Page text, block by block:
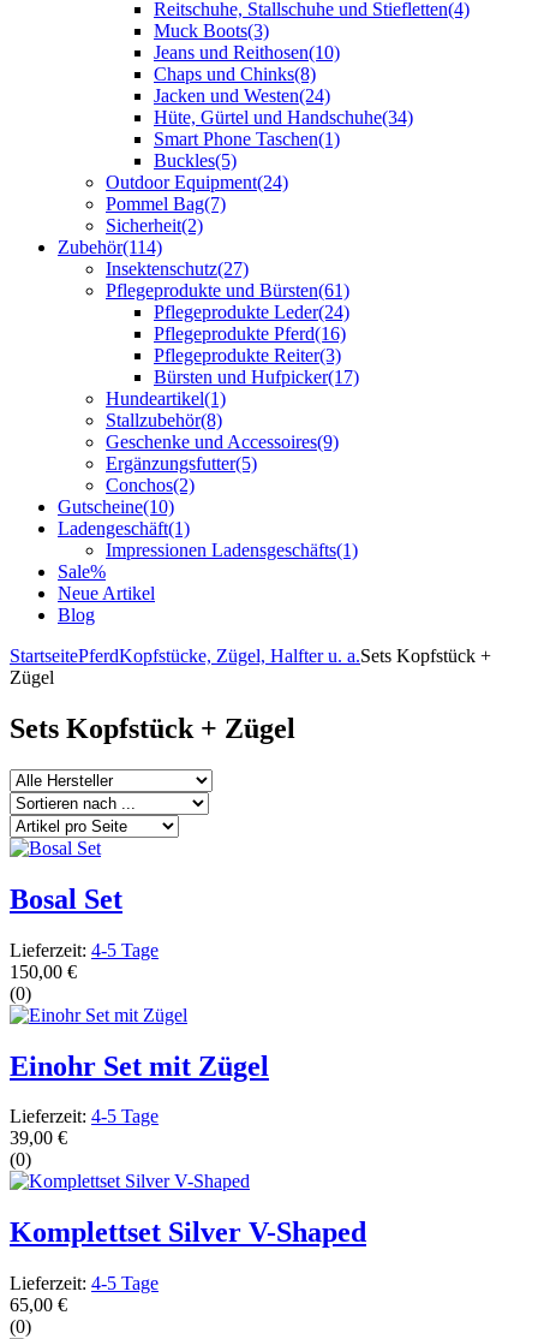
Reitschuhe, Stallschuhe und Stiefletten(4)
Muck Boots(3)
Jeans und Reithosen(10)
Chaps und Chinks(8)
Jacken und Westen(24)
Hüte, Gürtel und Handschuhe(34)
Smart Phone Taschen(1)
Buckles(5)
Outdoor Equipment(24)
Pommel Bag(7)
Sicherheit(2)
Zubehör(114)
Insektenschutz(27)
Pflegeprodukte und Bürsten(61)
Pflegeprodukte Leder(24)
Pflegeprodukte Pferd(16)
Pflegeprodukte Reiter(3)
Bürsten und Hufpicker(17)
Hundeartikel(1)
Stallzubehör(8)
Geschenke und Accessoires(9)
Ergänzungsfutter(5)
Conchos(2)
Gutscheine(10)
Ladengeschäft(1)
Impressionen Ladensgeschäfts(1)
Sale%
Neue Artikel
Blog
StartseitePferdKopfstücke, Zügel, Halfter u. a.Sets Kopfstück +
Zügel
Sets Kopfstück + Zügel
Bosal Set
Lieferzeit: 4-5 Tage
150,00 €
(0)
Einohr Set mit Zügel
Lieferzeit: 4-5 Tage
39,00 €
(0)
Komplettset Silver V-Shaped
Lieferzeit: 4-5 Tage
65,00 €
(0)